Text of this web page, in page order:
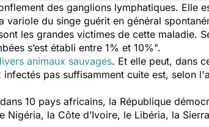
des ganglions lymphatiques. Elle
du singe guérit en général
les grandes victimes de cette maladie.
s’est établi entre 1% et 10%".
animaux sauvages. Et elle peut, dans
pas suffisamment cuite est, selon
10 pays africains, la République
la Côte d’Ivoire, le Libéria, la